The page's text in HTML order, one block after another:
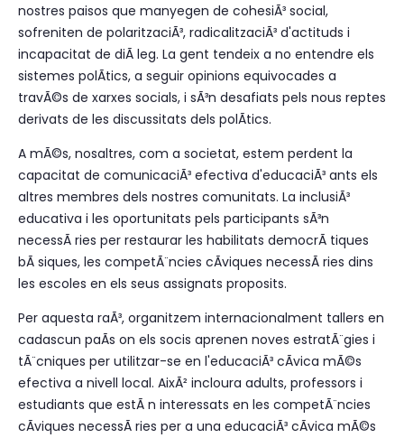
nostres paisos que manyegen de cohesiÃ³ social,
sofreniten de polaritzaciÃ³, radicalitzaciÃ³ d'actituds i
incapacitat de diÃ leg. La gent tendeix a no entendre els
sistemes polÃ­tics, a seguir opinions equivocades a
travÃ©s de xarxes socials, i sÃ³n desafiats pels nous reptes
derivats de les discussitats dels polÃ­tics.
A mÃ©s, nosaltres, com a societat, estem perdent la
capacitat de comunicaciÃ³ efectiva d'educaciÃ³ ants els
altres membres dels nostres comunitats. La inclusiÃ³
educativa i les oportunitats pels participants sÃ³n
necessÃ ries per restaurar les habilitats democrÃ tiques
bÃ siques, les competÃ¨ncies cÃ­viques necessÃ ries dins
les escoles en els seus assignats proposits.
Per aquesta raÃ³, organitzem internacionalment tallers en
cadascun paÃ­s on els socis aprenen noves estratÃ¨gies i
tÃ¨cniques per utilitzar-se en l'educaciÃ³ cÃ­vica mÃ©s
efectiva a nivell local. AixÃ² incloura adults, professors i
estudiants que estÃ n interessats en les competÃ¨ncies
cÃ­viques necessÃ ries per a una educaciÃ³ cÃ­vica mÃ©s